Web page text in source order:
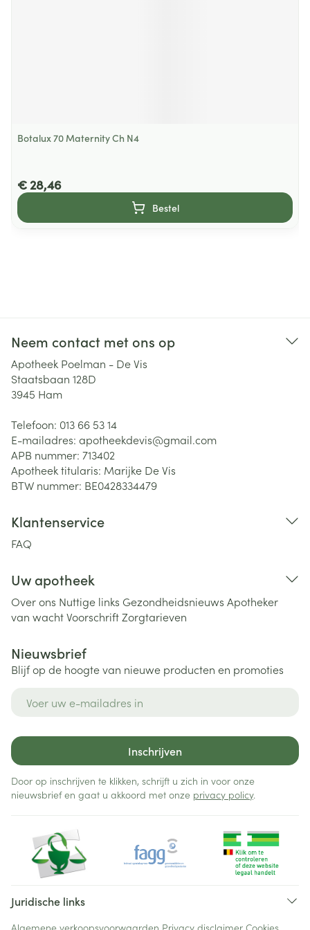
Botalux 70 Maternity Ch N4
€ 28,46
Bestel
Neem contact met ons op
Apotheek Poelman - De Vis
Staatsbaan 128D
3945 Ham
Telefoon: 013 66 53 14
E-mailadres: apotheekdevis@gmail.com
APB nummer: 713402
Apotheek titularis: Marijke De Vis
BTW nummer: BE0428334479
Klantenservice
FAQ
Uw apotheek
Over ons Nuttige links Gezondheidsnieuws Apotheker
van wachtVoorschriftZorgtarieven
Nieuwsbrief
Blijf op de hoogte van nieuwe producten en promoties
Inschrijven
Door op inschrijven te klikken, schrijft u zich in voor onze
nieuwsbrief en gaat u akkoord met onze privacy policy.
Juridische links
Algemene verkoopsvoorwaarden Privacy disclaimer Cookies